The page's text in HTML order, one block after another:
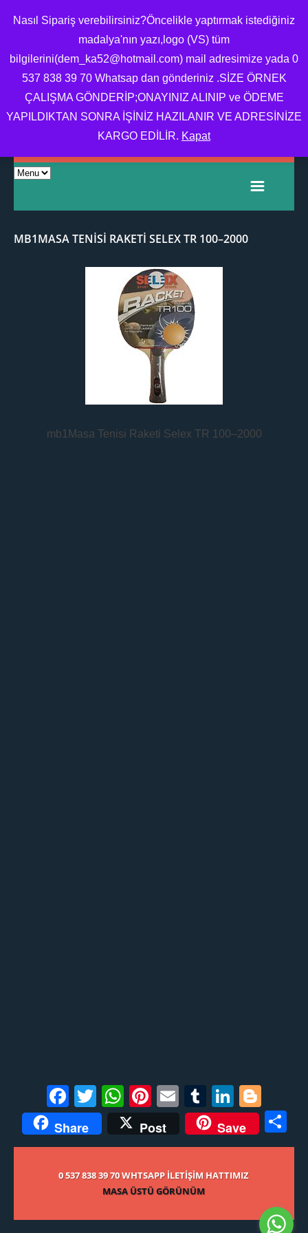
MADALYA,MADALYA
YAPTIRMA,MADALYA
FIYATI,OKUL MADALYA
ÖRNEĞI
MB1MASA TENISI RAKETI SELEX TR 100–2000
mb1Masa Tenisi Raketi Selex TR 100–2000
Facebook
TwitterWhatsApp
Pinterest
EmailTumblr
Share Post Save
0 537 838 39 70 WHTSAPP ILETIŞIM HATTIMIZ
MASA ÜSTÜ GÖRÜNÜM
Nasıl Sipariş verebilirsiniz?Öncelikle yaptırmak istediğiniz
madalya'nın yazı,logo (VS) tüm
bilgilerini(dem_ka52@hotmail.com) mail adresimize yada 0
537 838 39 70 Whatsap dan gönderiniz .SİZE ÖRNEK
ÇALIŞMA GÖNDERİP;ONAYINIZ ALINIP ve ÖDEME
YAPILDIKTAN SONRA İŞİNİZ HAZILANIR VE ADRESİNİZE
KARGO EDİLİR. Kapat